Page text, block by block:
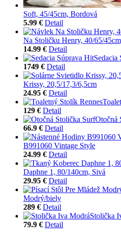
Soft, 45/45cm, Bordová
5.99 € Detail
Na Stoličku Henry, 40/65/
14.99 € Detail
Sedacia
1749 € Detail
Krissy, 20,5/17,3/6,5cm
24.95 € Detail
129 € Detail
Otočná
66.9 € Detail
B991060 Vintage Style
24.99 € Detail
Daphne 1, 80/140cm, Sivá
29.95 € Detail
Modrý/biely
289 € Detail
Stolička
79.9 € Detail